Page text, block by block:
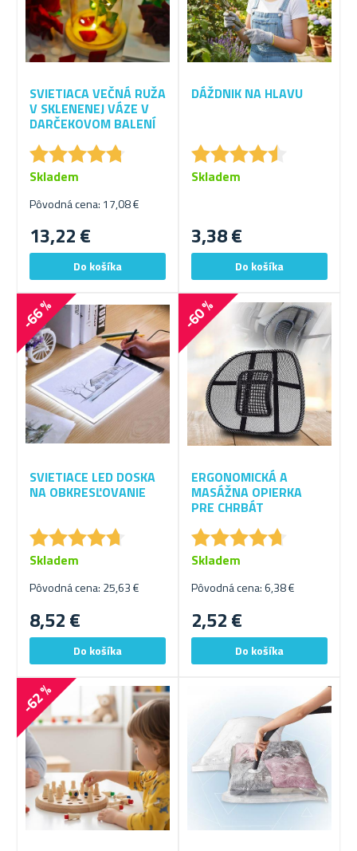
SVIETIACA VEČNÁ RUŽA
V SKLENENEJ VÁZE V
DARČEKOVOM BALENÍ
★★★★★
★★★★★
Pôvodná cena: 17,08 €
13,22 €
Skladem
DÁŽDNIK NA HLAVU
★★★★★
★★★★★
3,38 €
Skladem
-66 %
SVIETIACE LED DOSKA
NA OBKRESĽOVANIE
★★★★★
★★★★★
Pôvodná cena: 25,63 €
8,52 €
Skladem
-60 %
ERGONOMICKÁ A
MASÁŽNA OPIERKA
PRE CHRBÁT
★★★★★
★★★★★
Pôvodná cena: 6,38 €
2,52 €
Skladem
-62 %